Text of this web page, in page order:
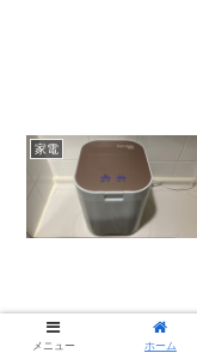
家電
メニュー ホーム